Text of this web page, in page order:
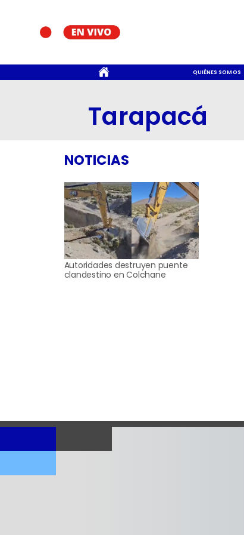
QUIÉNES SOMOS
Tarapacá
NOTICIAS
Autoridades destruyen puente
clandestino en Colchane